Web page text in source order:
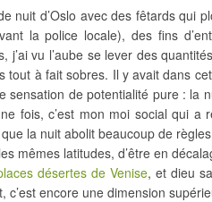
nuit d’Oslo avec des fêtards qui
la police locale), des fins
j’ai vu l’aube se lever des
tout à fait sobres. Il y avait dans
sensation de potentialité pure : la
fois, c’est mon moi social qui
que la nuit abolit beaucoup de
mêmes latitudes, d’être en
désertes de Venise, et dieu
c’est encore une dimension